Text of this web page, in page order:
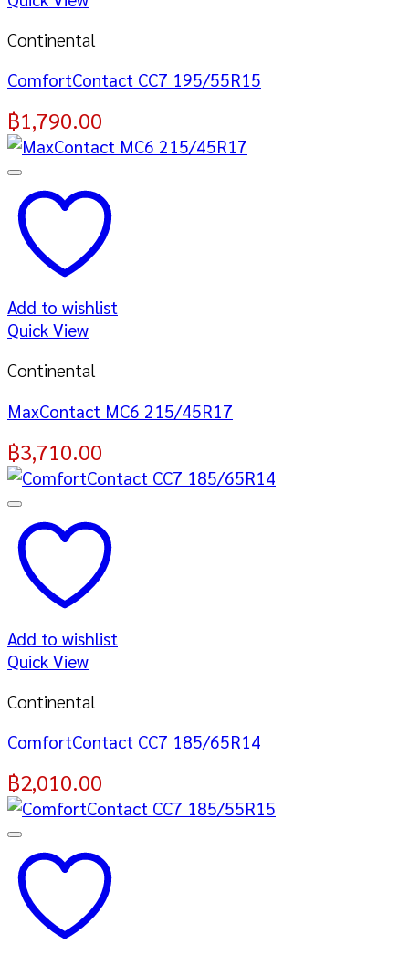
Continental
ComfortContact CC7 195/55R15
฿1,790.00
Add to wishlist
Quick View
Continental
MaxContact MC6 215/45R17
฿3,710.00
Add to wishlist
Quick View
Continental
ComfortContact CC7 185/65R14
฿2,010.00